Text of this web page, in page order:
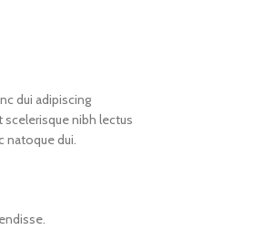
dui adipiscing
scelerisque nibh lectus
natoque dui.